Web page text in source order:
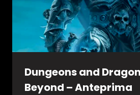
Dungeons and
Beyond – Anteprima